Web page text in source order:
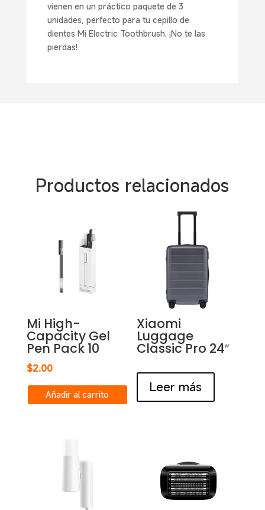
vienen en un práctico paquete de 3
unidades, perfecto para tu cepillo de
dientes Mi Electric Toothbrush. ¡No te las
pierdas!
Productos relacionados
Mi High-
Capacity Gel
Pen Pack 10
$2.00
Añadir al carrito
Xiaomi
Luggage
Classic Pro 24″
Leer más